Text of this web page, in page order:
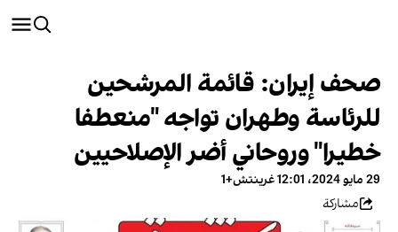
صحف إيران: قائمة المرشحين
للرئاسة وطهران تواجه "منعطفا
خطيرا" وروحاني أضر الإصلاحيين
29 مايو 2024، 12:01 غرينتش+1
مشاركة